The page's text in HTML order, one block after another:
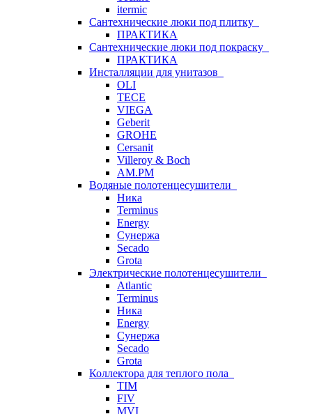
itermic
Сантехнические люки под плитку
ПРАКТИКА
Сантехнические люки под покраску
ПРАКТИКА
Инсталляции для унитазов
OLI
TECE
VIEGA
Geberit
GROHE
Cersanit
Villeroy & Boch
AM.PM
Водяные полотенцесушители
Ника
Terminus
Energy
Сунержа
Secado
Grota
Электрические полотенцесушители
Atlantic
Terminus
Ника
Energy
Сунержа
Secado
Grota
Коллектора для теплого пола
TIM
FIV
MVI